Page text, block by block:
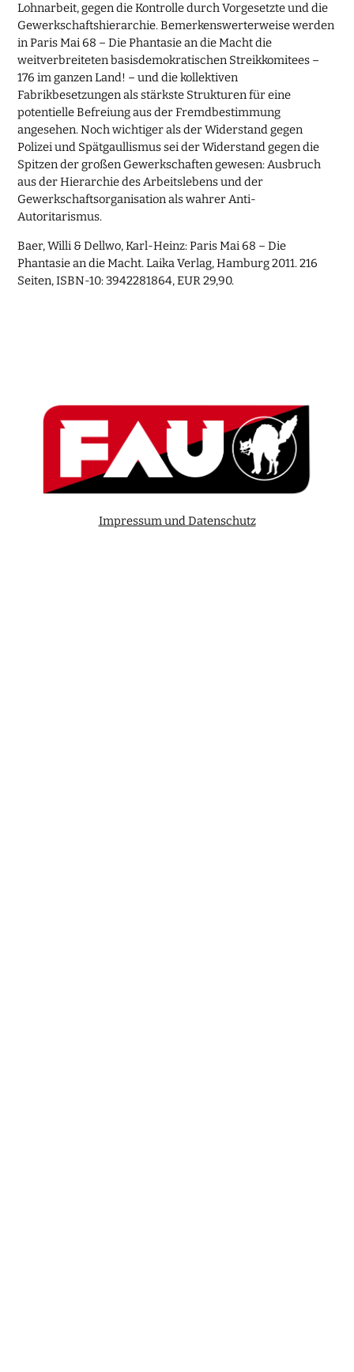
Lohnarbeit, gegen die Kontrolle durch Vorgesetzte und die
Gewerkschaftshierarchie. Bemerkenswerterweise werden
in Paris Mai 68 – Die Phantasie an die Macht die
weitverbreiteten basisdemokratischen Streikkomitees –
176 im ganzen Land! – und die kollektiven
Fabrikbesetzungen als stärkste Strukturen für eine
potentielle Befreiung aus der Fremdbestimmung
angesehen. Noch wichtiger als der Widerstand gegen
Polizei und Spätgaullismus sei der Widerstand gegen die
Spitzen der großen Gewerkschaften gewesen: Ausbruch
aus der Hierarchie des Arbeitslebens und der
Gewerkschaftsorganisation als wahrer Anti-
Autoritarismus.
Baer, Willi & Dellwo, Karl-Heinz: Paris Mai 68 – Die
Phantasie an die Macht. Laika Verlag, Hamburg 2011. 216
Seiten, ISBN-10: 3942281864, EUR 29,90.
Impressum und Datenschutz